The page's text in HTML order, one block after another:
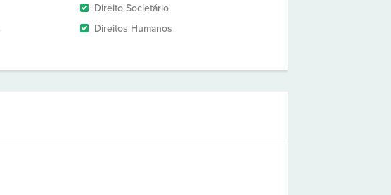
Direito Societário
Direitos Humanos